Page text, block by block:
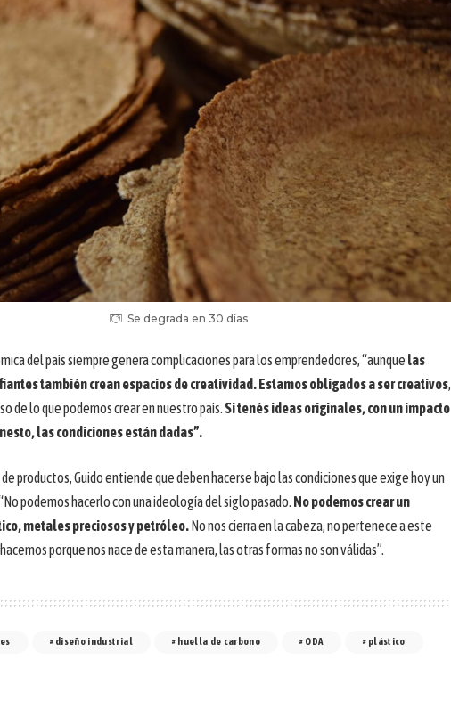
Se degrada en 30 días
del país siempre genera complicaciones para los emprendedores, “aunque las
también crean espacios de creatividad. Estamos obligados a ser creativos,
de lo que podemos crear en nuestro país. Si tenés ideas originales, con un impacto
las condiciones están dadas”.
productos, Guido entiende que deben hacerse bajo las condiciones que exige hoy un
podemos hacerlo con una ideología del siglo pasado. No podemos crear un
metales preciosos y petróleo.No nos cierra en la cabeza, no pertenece a este
porque nos nace de esta manera, las otras formas no son válidas”.
diseño industrial huella de carbono ODA plástico